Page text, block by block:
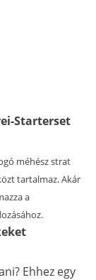
Starterset
méhész strat
tartalmaz. Akár
a
Ehhez egy